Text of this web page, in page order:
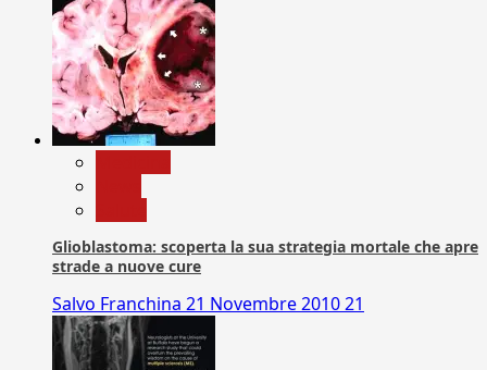
Glioblastoma: scoperta la sua strategia mortale che apre
strade a nuove cure
Salvo Franchina 21 Novembre 201021